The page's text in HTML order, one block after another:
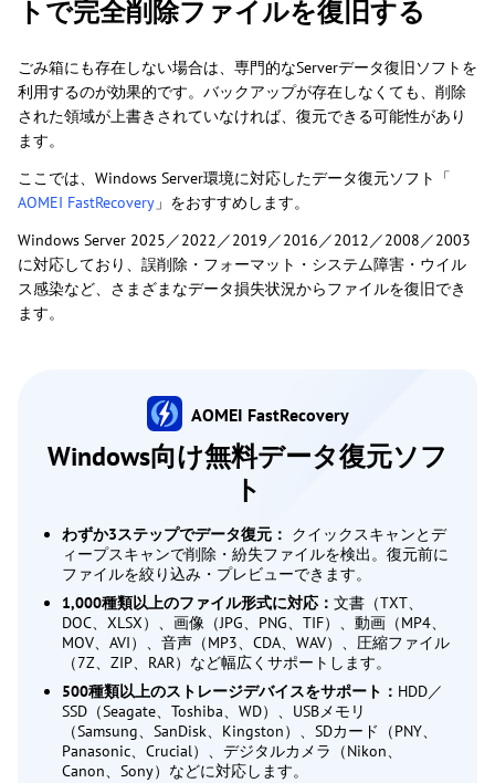
トで完全削除ファイルを復旧する
ごみ箱にも存在しない場合は、専門的なServerデータ復旧ソフトを
利用するのが効果的です。バックアップが存在しなくても、削除
された領域が上書きされていなければ、復元できる可能性があり
ます。
ここでは、Windows Server環境に対応したデータ復元ソフト「
AOMEI FastRecovery 」をおすすめします。
Windows Server 2025／2022／2019／2016／2012／2008／2003
に対応しており、誤削除・フォーマット・システム障害・ウイル
ス感染など、さまざまなデータ損失状況からファイルを復旧でき
ます。
AOMEI FastRecovery
Windows向け無料データ復元ソフ
ト
わずか3ステップでデータ復元： クイックスキャンとデ
ィープスキャンで削除・紛失ファイルを検出。復元前に
ファイルを絞り込み・プレビューできます。
1,000種類以上のファイル形式に対応： 文書（TXT、
DOC、XLSX）、画像（JPG、PNG、TIF）、動画（MP4、
MOV、AVI）、音声（MP3、CDA、WAV）、圧縮ファイル
（7Z、ZIP、RAR）など幅広くサポートします。
500種類以上のストレージデバイスをサポート： HDD／
SSD（Seagate、Toshiba、WD）、USBメモリ
（Samsung、SanDisk、Kingston）、SDカード（PNY、
Panasonic、Crucial）、デジタルカメラ（Nikon、
Canon、Sony）などに対応します。